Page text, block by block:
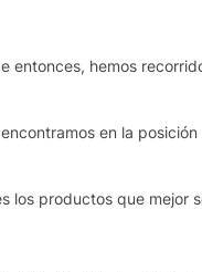
hemos
en la
productos que mejor